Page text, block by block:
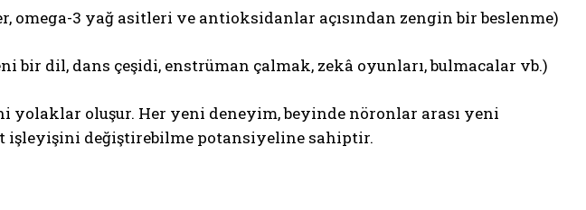
3 yağ asitleri ve antioksidanlar açısından zengin bir beslenme)
bir dil, dans çeşidi, enstrüman çalmak, zekâ oyunları, bulmacalar vb.)
yolaklar oluşur. Her yeni deneyim, beyinde nöronlar arası yeni
işleyişini değiştirebilme potansiyeline sahiptir.